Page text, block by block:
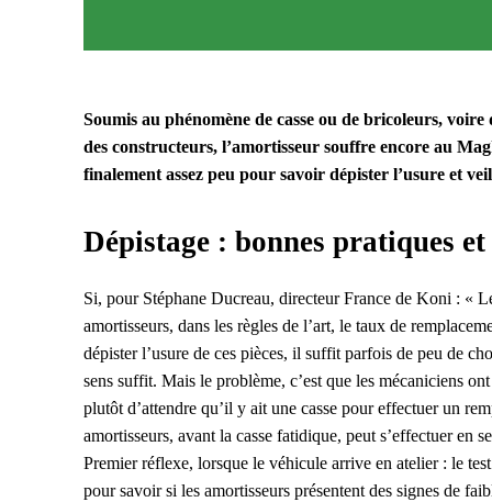
Soumis au phénomène de casse ou de bricoleurs,
des constructeurs, l’amortisseur souffre encore au
finalement assez peu pour savoir dépister l’usure et
Dépistage : bonnes pratiques
Si, pour Stéphane Ducreau, directeur France de Koni : «
amortisseurs, dans les règles de l’art, le taux de
dépister l’usure de ces pièces, il suffit parfois de peu de
sens suffit. Mais le problème, c’est que les mécaniciens
plutôt d’attendre qu’il y ait une casse pour effectuer un
amortisseurs, avant la casse fatidique, peut s’effectuer en
Premier réflexe, lorsque le véhicule arrive en atelier : le
pour savoir si les amortisseurs présentent des signes de